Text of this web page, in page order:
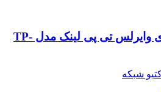
مودم 4G+ LTE رومیزی وایرلس تی پی لینک مدل TP-
شبکه